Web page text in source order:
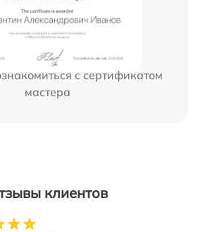
с сертификатом
мастера
клиентов